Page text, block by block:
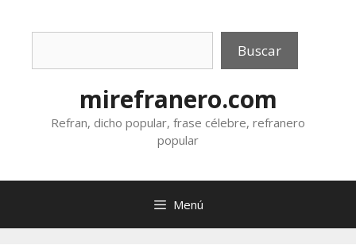
Buscar
mirefranero.com
Refran, dicho popular, frase célebre, refranero
popular
Menú